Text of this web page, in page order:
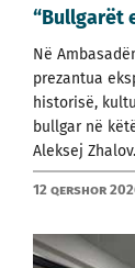
“Bullgarët
Në
prezantua
historisë,
bullgar në
Aleksej
12 qershor